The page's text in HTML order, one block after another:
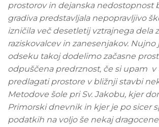
prostorov in dejanska nedostopnost
gradiva predstavljala nepopravljivo
izničila več desetletij vztrajnega dela
raziskovalcev in zanesenjakov. Nujno
odseku takoj dodelimo začasne
odpuščena predrznost, če si upam
predlagati prostore v bližnji stavbi
Metodove šole pri Sv. Jakobu, kjer
Primorski dnevnik in kjer je po sicer
podatkih na voljo še nekaj